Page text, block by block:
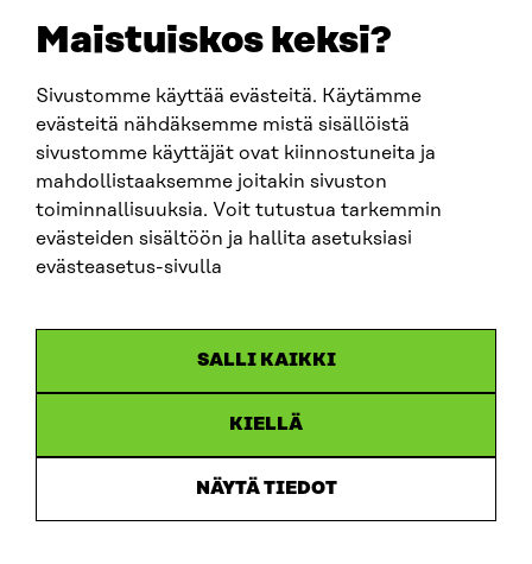
Maistuiskos keksi?
Sivustomme käyttää evästeitä. Käytämme
evästeitä nähdäksemme mistä sisällöistä
sivustomme käyttäjät ovat kiinnostuneita ja
mahdollistaaksemme joitakin sivuston
toiminnallisuuksia. Voit tutustua tarkemmin
evästeiden sisältöön ja hallita asetuksiasi
evästeasetus-sivulla
SALLI KAIKKI
KIELLÄ
NÄYTÄ TIEDOT
firstname.lastname@sitra.fi
SITRA ON SOCIAL MEDIA
LinkedIn
Instagram
Accessibility statement